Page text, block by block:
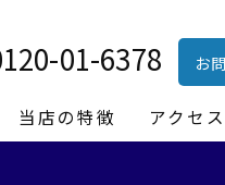
01-6378 お
当店の特徴 アクセス